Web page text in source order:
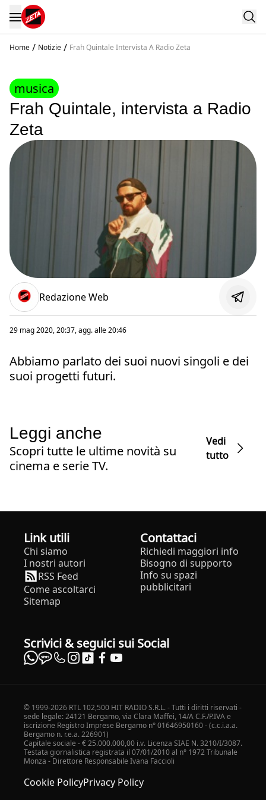
Home / Notizie / Frah Quintale Intervista A Radio Zeta
musica
Frah Quintale, intervista a Radio
Zeta
Redazione Web
29 mag 2020, 20:37, agg. alle20:46
Abbiamo parlato dei suoi nuovi singoli e dei
suoi progetti futuri.
Leggi anche
Scopri tutte le ultime novità su
cinema e serie TV.
Vedi
tutto
Link utili
Chi siamo
I nostri autori
RSS Feed
Come ascoltarci
Sitemap
Contattaci
Richiedi maggiori info
Bisogno di supporto
Info su spazi
pubblicitari
Scrivici & seguici sui Social
© 1999-2026 RTL 102,500 HIT RADIO S.R.L. - Tutti i diritti riservati -
sede legale: 24121 Bergamo, via Clara Maffei, 14/A C.F./P.IVA e
iscrizione Registro Imprese Bergamo n° 01646950160 - (c.c.i.a.a.
Bergamo n. r.e.a. 226901)
Capitale sociale - € 25.000.000,00 i.v. Licenza SIAE N. 3210/I/3087.
Testata giornalistica registrata il 07/01/2010 al n° 1972 Tribunale
Monza - Direttore Responsabile Ivana Faccioli
Cookie PolicyPrivacy Policy